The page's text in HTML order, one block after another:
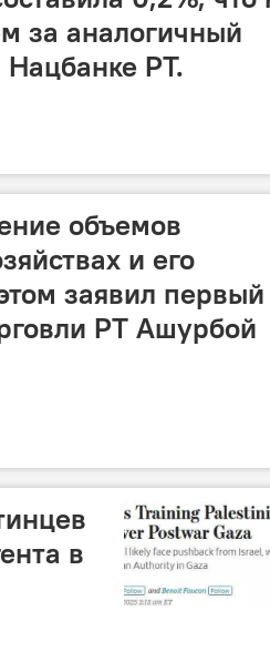
за аналогичный
РТ.
объемов
и его
заявил первый
РТ Ашурбой
в